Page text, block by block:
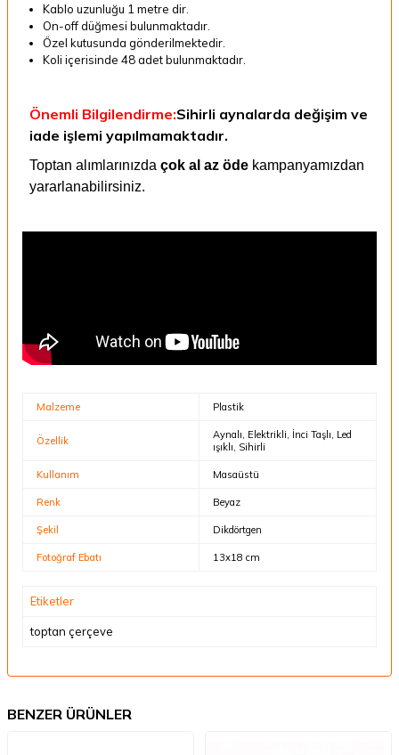
Kablo uzunluğu 1 metre dir.
On-off düğmesi bulunmaktadır.
Özel kutusunda gönderilmektedir.
Koli içerisinde 48 adet bulunmaktadır.
Önemli Bilgilendirme:Sihirli aynalarda değişim ve
iade işlemi yapılmamaktadır.
Toptan alımlarınızda çok al az öde kampanyamızdan
yararlanabilirsiniz.
Malzeme Plastik
Özellik
Aynalı, Elektrikli, İnci Taşlı, Led
ışıklı, Sihirli
Kullanım Masaüstü
Renk Beyaz
Şekil Dikdörtgen
Fotoğraf Ebatı 13x18 cm
Etiketler
toptan çerçeve
BENZER ÜRÜNLER